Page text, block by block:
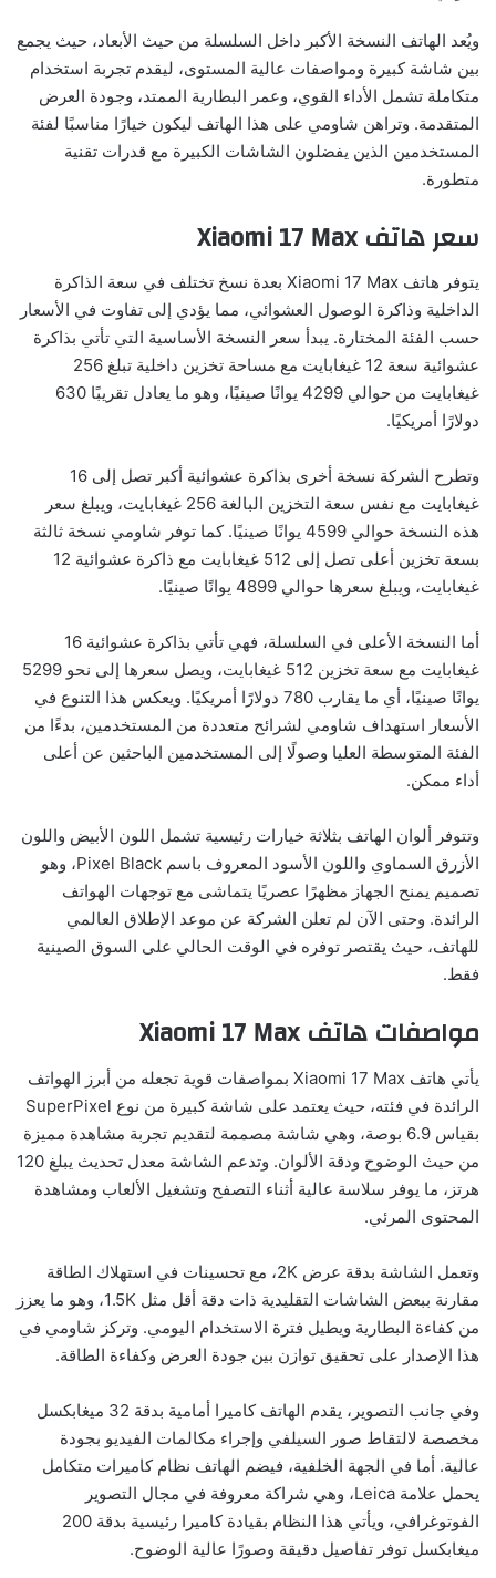
ويُعد الهاتف النسخة الأكبر داخل السلسلة من حيث الأبعاد، حيث يجمع
بين شاشة كبيرة ومواصفات عالية المستوى، ليقدم تجربة استخدام
متكاملة تشمل الأداء القوي، وعمر البطارية الممتد، وجودة العرض
المتقدمة. وتراهن شاومي على هذا الهاتف ليكون خيارًا مناسبًا لفئة
المستخدمين الذين يفضلون الشاشات الكبيرة مع قدرات تقنية
متطورة.
سعر هاتف Xiaomi 17 Max
يتوفر هاتف Xiaomi 17 Max بعدة نسخ تختلف في سعة الذاكرة
الداخلية وذاكرة الوصول العشوائي، مما يؤدي إلى تفاوت في الأسعار
حسب الفئة المختارة. يبدأ سعر النسخة الأساسية التي تأتي بذاكرة
عشوائية سعة 12 غيغابايت مع مساحة تخزين داخلية تبلغ 256
غيغابايت من حوالي 4299 يوانًا صينيًا، وهو ما يعادل تقريبًا 630
دولارًا أمريكيًا.
وتطرح الشركة نسخة أخرى بذاكرة عشوائية أكبر تصل إلى 16
غيغابايت مع نفس سعة التخزين البالغة 256 غيغابايت، ويبلغ سعر
هذه النسخة حوالي 4599 يوانًا صينيًا. كما توفر شاومي نسخة ثالثة
بسعة تخزين أعلى تصل إلى 512 غيغابايت مع ذاكرة عشوائية 12
غيغابايت، ويبلغ سعرها حوالي 4899 يوانًا صينيًا.
أما النسخة الأعلى في السلسلة، فهي تأتي بذاكرة عشوائية 16
غيغابايت مع سعة تخزين 512 غيغابايت، ويصل سعرها إلى نحو 5299
يوانًا صينيًا، أي ما يقارب 780 دولارًا أمريكيًا. ويعكس هذا التنوع في
الأسعار استهداف شاومي لشرائح متعددة من المستخدمين، بدءًا من
الفئة المتوسطة العليا وصولًا إلى المستخدمين الباحثين عن أعلى
أداء ممكن.
وتتوفر ألوان الهاتف بثلاثة خيارات رئيسية تشمل اللون الأبيض واللون
الأزرق السماوي واللون الأسود المعروف باسم Pixel Black، وهو
تصميم يمنح الجهاز مظهرًا عصريًا يتماشى مع توجهات الهواتف
الرائدة. وحتى الآن لم تعلن الشركة عن موعد الإطلاق العالمي
للهاتف، حيث يقتصر توفره في الوقت الحالي على السوق الصينية
فقط.
مواصفات هاتف Xiaomi 17 Max
يأتي هاتف Xiaomi 17 Max بمواصفات قوية تجعله من أبرز الهواتف
الرائدة في فئته، حيث يعتمد على شاشة كبيرة من نوع SuperPixel
بقياس 6.9 بوصة، وهي شاشة مصممة لتقديم تجربة مشاهدة مميزة
من حيث الوضوح ودقة الألوان. وتدعم الشاشة معدل تحديث يبلغ 120
هرتز، ما يوفر سلاسة عالية أثناء التصفح وتشغيل الألعاب ومشاهدة
المحتوى المرئي.
وتعمل الشاشة بدقة عرض 2K، مع تحسينات في استهلاك الطاقة
مقارنة ببعض الشاشات التقليدية ذات دقة أقل مثل 1.5K، وهو ما يعزز
من كفاءة البطارية ويطيل فترة الاستخدام اليومي. وتركز شاومي في
هذا الإصدار على تحقيق توازن بين جودة العرض وكفاءة الطاقة.
وفي جانب التصوير، يقدم الهاتف كاميرا أمامية بدقة 32 ميغابكسل
مخصصة لالتقاط صور السيلفي وإجراء مكالمات الفيديو بجودة
عالية. أما في الجهة الخلفية، فيضم الهاتف نظام كاميرات متكامل
يحمل علامة Leica، وهي شراكة معروفة في مجال التصوير
الفوتوغرافي، ويأتي هذا النظام بقيادة كاميرا رئيسية بدقة 200
ميغابكسل توفر تفاصيل دقيقة وصورًا عالية الوضوح.